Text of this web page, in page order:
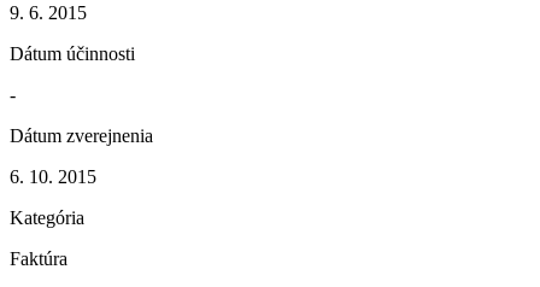
9. 6. 2015
Dátum účinnosti
-
Dátum zverejnenia
6. 10. 2015
Kategória
Faktúra